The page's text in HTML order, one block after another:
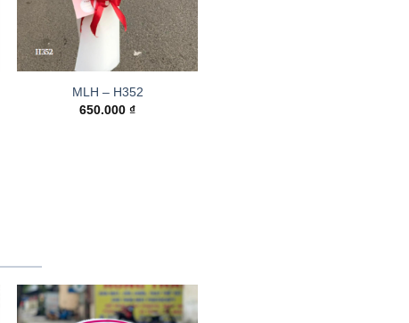
MLH – H352
650.000₫